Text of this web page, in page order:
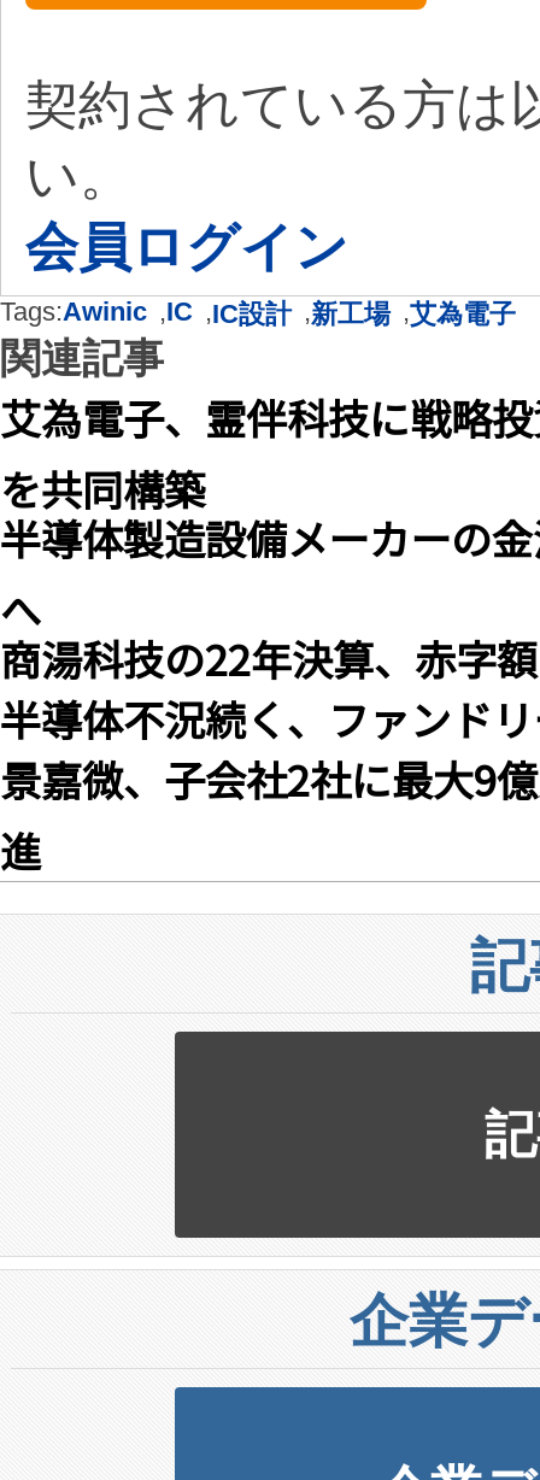
契約されている方は
い。
会員ログイン
Tags:Awinic ,IC ,IC設計 ,新工場 ,艾為電子
関連記事
艾為電子、霊伴科技に戦略
を共同構築
半導体製造設備メーカーの
へ
商湯科技の22年決算、赤字
半導体不況続く、ファンド
景嘉微、子会社2社に最大9
進
企業